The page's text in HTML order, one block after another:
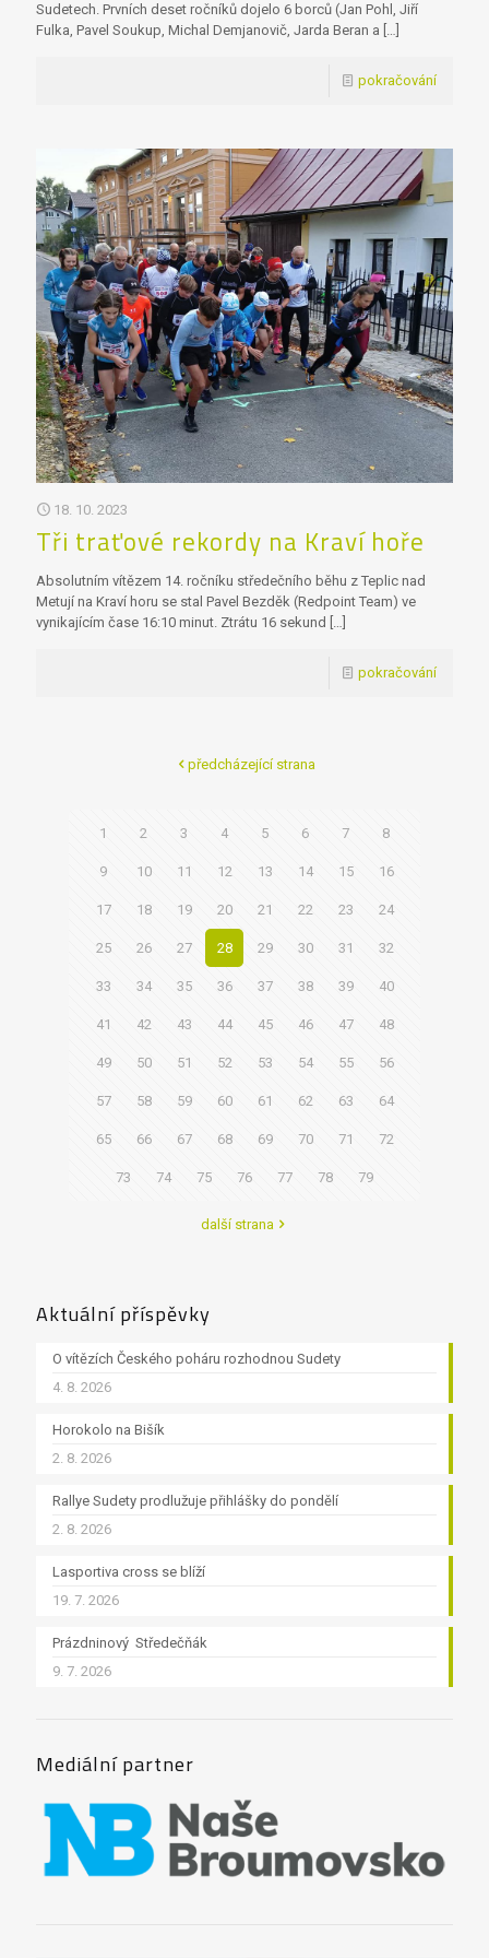
Sudetech. Prvních deset ročníků dojelo 6 borců (Jan Pohl, Jiří
Fulka, Pavel Soukup, Michal Demjanovič, Jarda Beran a […]
pokračování
18. 10. 2023
Tři traťové rekordy na Kraví hoře
Absolutním vítězem 14. ročníku středečního běhu z Teplic nad
Metují na Kraví horu se stal Pavel Bezděk (Redpoint Team) ve
vynikajícím čase 16:10 minut. Ztrátu 16 sekund […]
pokračování
předcházející strana
1 2 3 4 5 6 7 8
9 10 11 12 13 14 15 16
17 18 19 20 21 22 23 24
25 26 27 28 29 30 31 32
33 34 35 36 37 38 39 40
41 42 43 44 45 46 47 48
49 50 51 52 53 54 55 56
57 58 59 60 61 62 63 64
65 66 67 68 69 70 71 72
73 74 75 76 77 78 79
další strana
Aktuální příspěvky
O vítězích Českého poháru rozhodnou Sudety
4. 8. 2026
Horokolo na Bišík
2. 8. 2026
Rallye Sudety prodlužuje přihlášky do pondělí
2. 8. 2026
Lasportiva cross se blíží
19. 7. 2026
Prázdninový Středečňák
9. 7. 2026
Mediální partner